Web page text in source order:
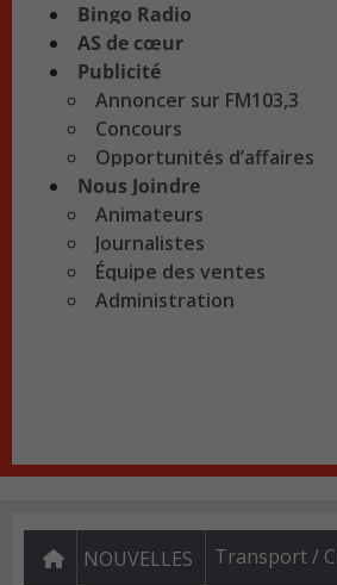
Bingo Radio
AS de cœur
Publicité
Annoncer sur FM103,3
Concours
Opportunités d’affaires
Nous Joindre
Animateurs
Journalistes
Équipe des ventes
Administration
NOUVELLES Transport /